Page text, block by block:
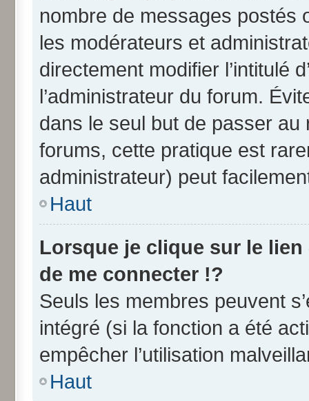
nombre de messages postés
les modérateurs et
directement modifier l’intitulé
l’administrateur du forum.
dans le seul but de passer
forums, cette pratique est
administrateur) peut
Haut
Lorsque je clique sur le lien
de me connecter !?
Seuls les membres peuvent
intégré (si la fonction a été
empêcher l’utilisation
Haut